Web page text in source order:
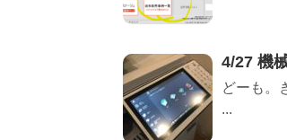
4/27 機
どーも。
...